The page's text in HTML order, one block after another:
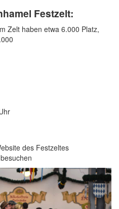
Festzelt:
Zelt haben etwa 6.000 Platz,
des Festzeltes
besuchen
Next